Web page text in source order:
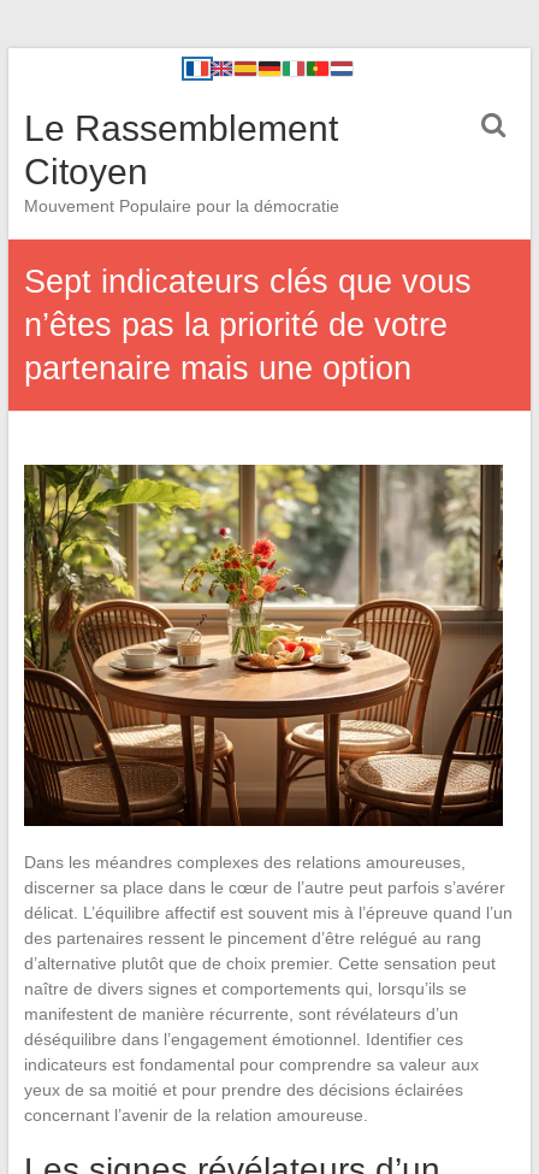
Le Rassemblement
Citoyen
Mouvement Populaire pour la démocratie
Sept indicateurs clés que vous
n’êtes pas la priorité de votre
partenaire mais une option
Dans les méandres complexes des relations amoureuses,
discerner sa place dans le cœur de l’autre peut parfois s’avérer
délicat. L’équilibre affectif est souvent mis à l’épreuve quand l’un
des partenaires ressent le pincement d’être relégué au rang
d’alternative plutôt que de choix premier. Cette sensation peut
naître de divers signes et comportements qui, lorsqu’ils se
manifestent de manière récurrente, sont révélateurs d’un
déséquilibre dans l’engagement émotionnel. Identifier ces
indicateurs est fondamental pour comprendre sa valeur aux
yeux de sa moitié et pour prendre des décisions éclairées
concernant l’avenir de la relation amoureuse.